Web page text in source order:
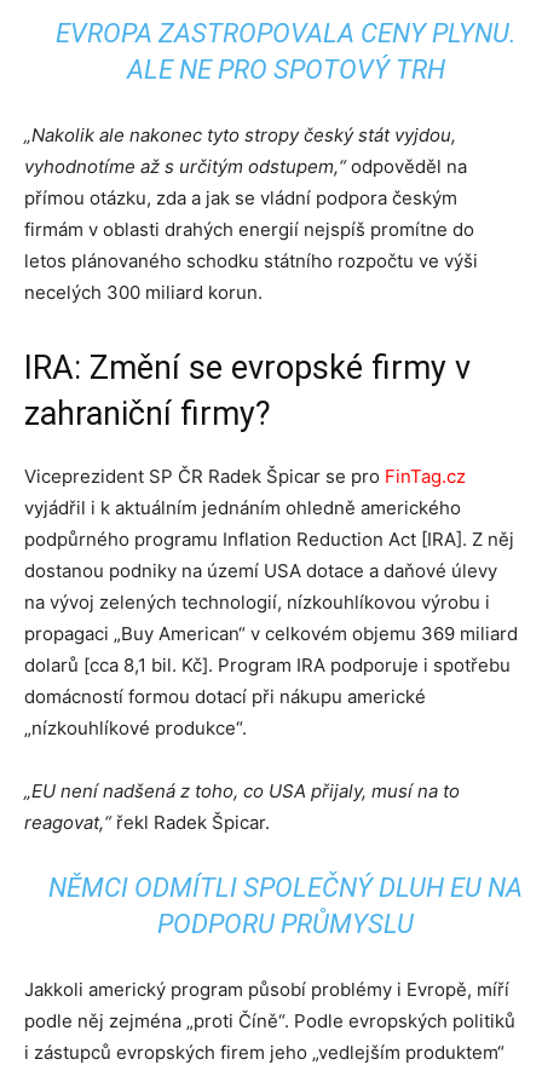
EVROPA ZASTROPOVALA CENY PLYNU.
ALE NE PRO SPOTOVÝ TRH
„Nakolik ale nakonec tyto stropy český stát vyjdou,
vyhodnotíme až s určitým odstupem,“odpověděl na
přímou otázku, zda a jak se vládní podpora českým
firmám v oblasti drahých energií nejspíš promítne do
letos plánovaného schodku státního rozpočtu ve výši
necelých 300 miliard korun.
IRA: Změní se evropské firmy v
zahraniční firmy?
Viceprezident SP ČR Radek Špicar se pro FinTag.cz
vyjádřil i k aktuálním jednáním ohledně amerického
podpůrného programu Inflation Reduction Act [IRA]. Z něj
dostanou podniky na území USA dotace a daňové úlevy
na vývoj zelených technologií, nízkouhlíkovou výrobu i
propagaci „Buy American“ v celkovém objemu 369 miliard
dolarů [cca 8,1 bil. Kč]. Program IRA podporuje i spotřebu
domácností formou dotací při nákupu americké
„nízkouhlíkové produkce“.
„EU není nadšená z toho, co USA přijaly, musí na to
reagovat,“řekl Radek Špicar.
NĚMCI ODMÍTLI SPOLEČNÝ DLUH EU NA
PODPORU PRŮMYSLU
Jakkoli americký program působí problémy i Evropě, míří
podle něj zejména „proti Číně“. Podle evropských politiků
i zástupců evropských firem jeho „vedlejším produktem“